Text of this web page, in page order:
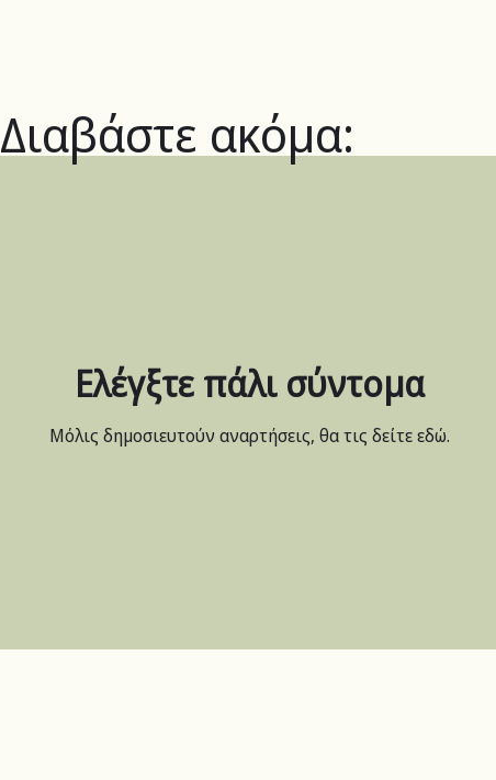
Ελέγξτε πάλι σύντομα
Μόλις δημοσιευτούν αναρτήσεις, θα τις δείτε εδώ.
Διαβάστε ακόμα: